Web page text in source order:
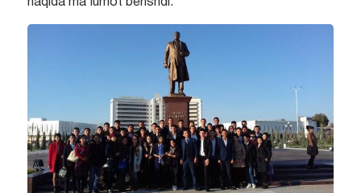
haqida ma’lumot berishdi.